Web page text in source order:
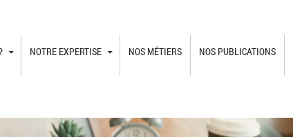
NOTRE EXPERTISE NOS MÉTIERS NOS PUBLICATIONS